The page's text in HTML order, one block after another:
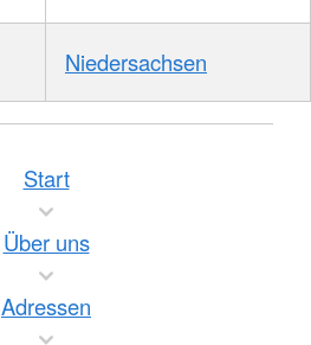
Niedersachsen
Start
Über uns
Adressen